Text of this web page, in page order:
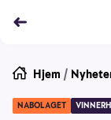
Hjem /
NABOLAGET